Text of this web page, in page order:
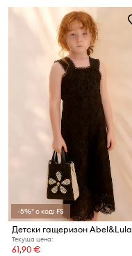
-5%* с код: FS
Детски гащеризон Abel&Lula
Текуща цена:
61,90 €